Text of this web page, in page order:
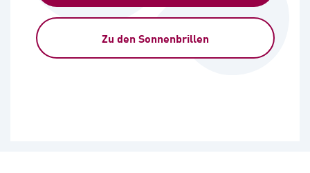
Zu den Sonnenbrillen